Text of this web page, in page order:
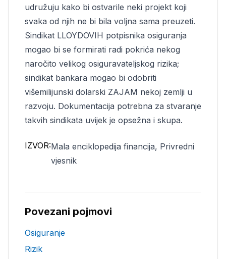
udružuju kako bi ostvarile neki projekt koji
svaka od njih ne bi bila voljna sama preuzeti.
Sindikat LLOYDOVIH potpisnika osiguranja
mogao bi se formirati radi pokrića nekog
naročito velikog osiguravateljskog rizika;
sindikat bankara mogao bi odobriti
višemilijunski dolarski ZAJAM nekoj zemlji u
razvoju. Dokumentacija potrebna za stvaranje
takvih sindikata uvijek je opsežna i skupa.
IZVOR:Mala enciklopedija financija, Privredni
vjesnik
Povezani pojmovi
Osiguranje
Rizik